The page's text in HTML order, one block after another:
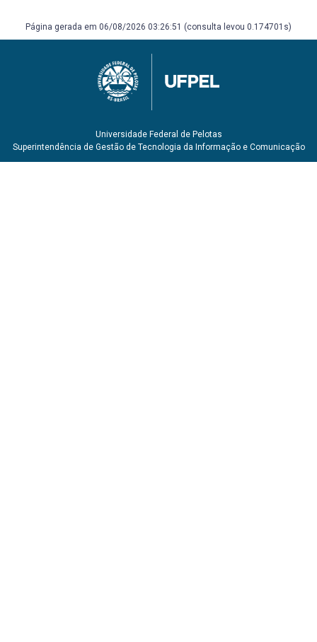
Página gerada em 06/08/2026 03:26:51 (consulta levou 0.174701s)
Universidade Federal de Pelotas
Superintendência de Gestão de Tecnologia da Informação e Comunicação